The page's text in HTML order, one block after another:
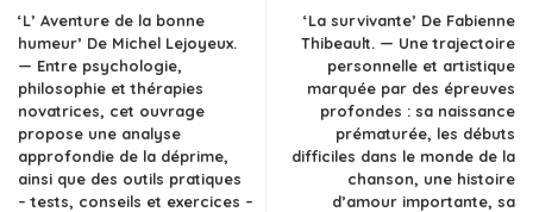
‘L’ Aventure de la bonne
humeur’ De Michel Lejoyeux.
— Entre psychologie,
philosophie et thérapies
novatrices, cet ouvrage
propose une analyse
approfondie de la déprime,
ainsi que des outils pratiques
– tests, conseils et exercices –
‘La survivante’ De Fabienne
Thibeault. — Une trajectoire
personnelle et artistique
marquée par des épreuves
profondes : sa naissance
prématurée, les débuts
difficiles dans le monde de la
chanson, une histoire
d’amour importante, sa